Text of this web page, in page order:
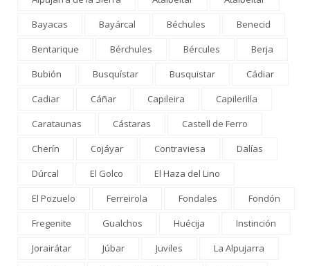
Bayacas
Bayárcal Béchules
Benecid
Bentarique
Bérchules Bércules
Berja
Bubión
Busquístar Busquistar
Cádiar
Cadiar
Cáñar Capileira
Capilerilla
Carataunas
Cástaras
Castell de Ferro
Cherín
Cojáyar Contraviesa
Dalías
Dúrcal
El Golco
El Haza del Lino
El Pozuelo
Ferreirola Fondales
Fondón
Fregenite
Gualchos Huécija
Instinción
Jorairátar
Júbar Juviles
La Alpujarra